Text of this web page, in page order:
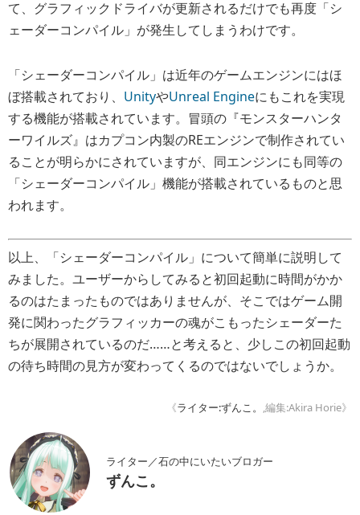
て、グラフィックドライバが更新されるだけでも再度「シ
ェーダーコンパイル」が発生してしまうわけです。
「シェーダーコンパイル」は近年のゲームエンジンにはほ
ぼ搭載されており、 UnityやUnreal Engineにもこれを実現
する機能が搭載されています。冒頭の『モンスターハンタ
ーワイルズ』はカプコン内製のREエンジンで制作されてい
ることが明らかにされていますが、同エンジンにも同等の
「シェーダーコンパイル」機能が搭載されているものと思
われます。
以上、「シェーダーコンパイル」について簡単に説明して
みました。ユーザーからしてみると初回起動に時間がかか
るのはたまったものではありませんが、そこではゲーム開
発に関わったグラフィッカーの魂がこもったシェーダーた
ちが展開されているのだ……と考えると、少しこの初回起動
の待ち時間の見方が変わってくるのではないでしょうか。
《ライター:ずんこ。 ,編集:Akira Horie》
ライター／石の中にいたいブロガー
ずんこ。